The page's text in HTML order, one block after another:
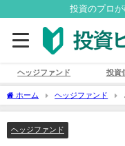
投資のプロ
ヘッジファンド 投資
ホーム ヘッジファンド
成績を解説
ヘッジファンド